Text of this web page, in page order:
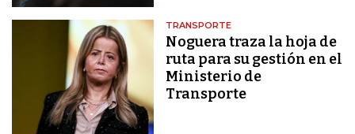
TRANSPORTE
Noguera traza la hoja de
ruta para su gestión en el
Ministerio de
Transporte